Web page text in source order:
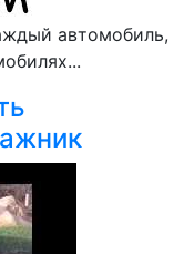
автомобиль,